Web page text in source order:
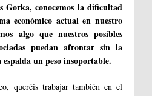
Gorka, conocemos la dificultad
económico actual en nuestro
algo que nuestros posibles
puedan afrontar sin la
espalda un peso insoportable.
queréis trabajar también en el